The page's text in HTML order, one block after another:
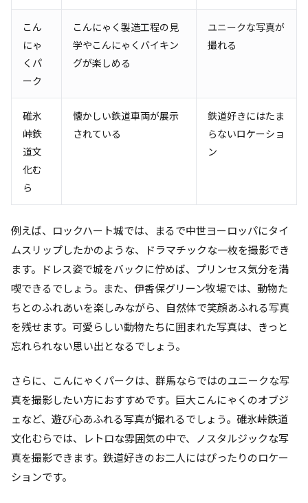
こん
にゃ
くパ
ーク
こんにゃく製造工程の見
学やこんにゃくバイキン
グが楽しめる
ユニークな写真が
撮れる
碓氷
峠鉄
道文
化む
ら
懐かしい鉄道車両が展示
されている
鉄道好きにはたま
らないロケーショ
ン
例えば、ロックハート城では、まるで中世ヨーロッパにタイ
ムスリップしたかのような、ドラマチックな一枚を撮影でき
ます。ドレス姿で城をバックに佇めば、プリンセス気分を満
喫できるでしょう。また、伊香保グリーン牧場では、動物た
ちとのふれあいを楽しみながら、自然体で笑顔あふれる写真
を残せます。可愛らしい動物たちに囲まれた写真は、きっと
忘れられない思い出となるでしょう。
さらに、こんにゃくパークは、群馬ならではのユニークな写
真を撮影したい方におすすめです。巨大こんにゃくのオブジ
ェなど、遊び心あふれる写真が撮れるでしょう。碓氷峠鉄道
文化むらでは、レトロな雰囲気の中で、ノスタルジックな写
真を撮影できます。鉄道好きのお二人にはぴったりのロケー
ションです。